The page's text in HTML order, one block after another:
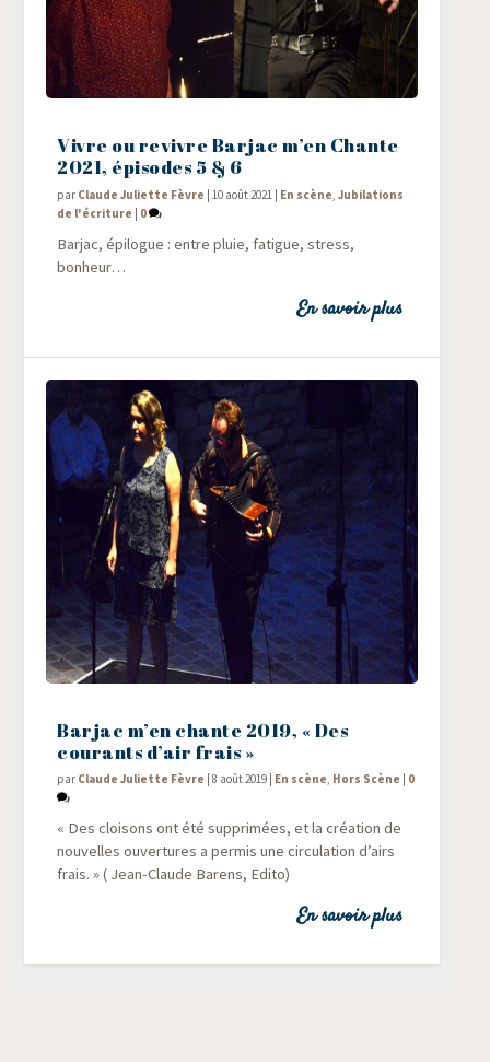
Vivre ou revivre Barjac m’en Chante
2021, épisodes 5 & 6
par Claude Juliette Fèvre | 10 août 2021 | En scène ,Jubilations
de l'écriture | 0
Bar­jac, épi­logue : entre pluie, fatigue, stress,
bonheur…
En savoir plus
Barjac m’en chante 2019, « Des
courants d’air frais »
par Claude Juliette Fèvre |8 août 2019 En scène, Hors Scène 0
« Des cloi­sons ont été sup­pri­mées, et la créa­tion de
nou­velles ouver­tures a per­mis une cir­cu­la­tion d’airs
frais. » ( Jean-Claude Barens, Edito)
En savoir plus